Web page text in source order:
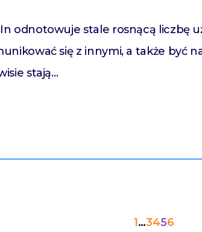
odnotowuje stale rosnącą liczbę
się z innymi, a także być
stają…
1…3456